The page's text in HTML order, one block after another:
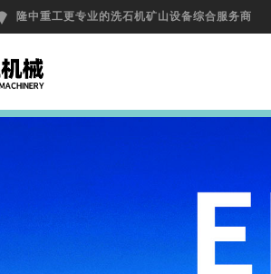
隆中重工更专业的洗石机矿山设备综合服务商